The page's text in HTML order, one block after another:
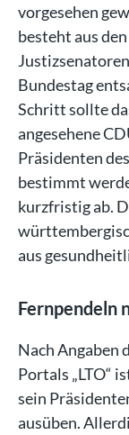
vorgesehen
besteht aus
Bundestag
Schritt sollte
angesehene
Präsidenten
bestimmt
kurzfristig ab.
aus
Fernpendeln
Nach Angaben
Portals „LTO“
sein
ausüben.